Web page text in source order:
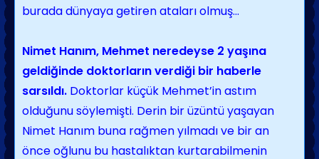
burada dünyaya getiren ataları olmuş...
Nimet Hanım, Mehmet neredeyse 2 yaşına
geldiğinde doktorların verdiği bir haberle
sarsıldı. Doktorlar küçük Mehmet’in astım
olduğunu söylemişti. Derin bir üzüntü yaşayan
Nimet Hanım buna rağmen yılmadı ve bir an
önce oğlunu bu hastalıktan kurtarabilmenin